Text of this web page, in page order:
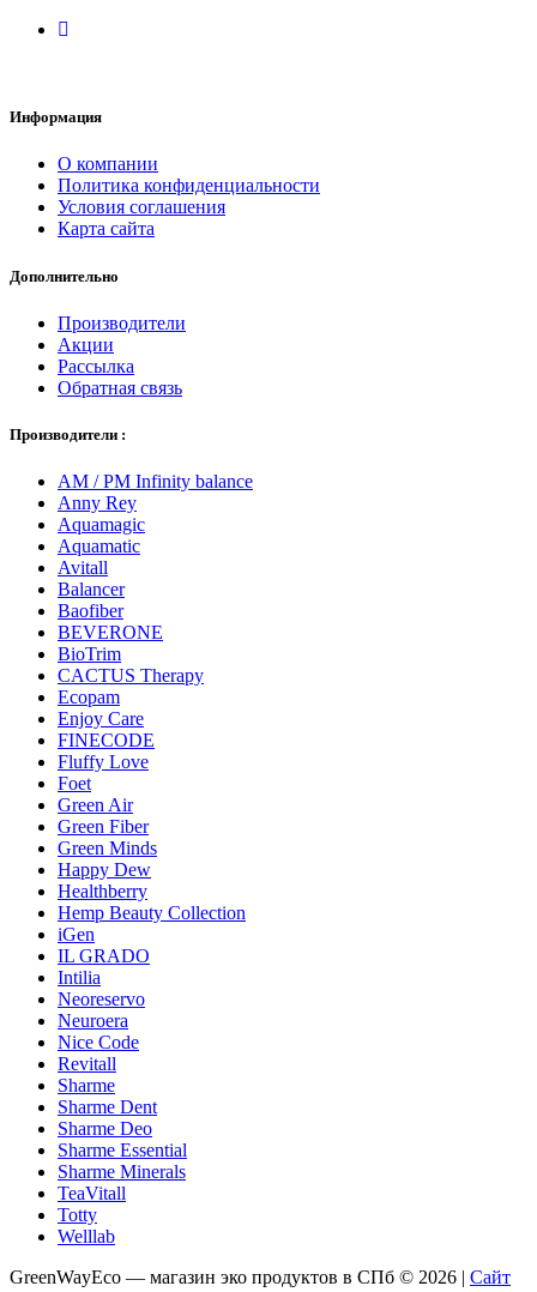
Информация
О компании
Политика конфиденциальности
Условия соглашения
Карта сайта
Дополнительно
Производители
Акции
Рассылка
Обратная связь
Производители :
AM / PM Infinity balance
Anny Rey
Aquamagic
Aquamatic
Avitall
Balancer
Baofiber
BEVERONE
BioTrim
CACTUS Therapy
Ecopam
Enjoy Care
FINECODE
Fluffy Love
Foet
Green Air
Green Fiber
Green Minds
Happy Dew
Healthberry
Hemp Beauty Collection
iGen
IL GRADO
Intilia
Neoreservo
Neuroera
Nice Code
Revitall
Sharme
Sharme Dent
Sharme Deo
Sharme Essential
Sharme Minerals
TeaVitall
Totty
Welllab
GreenWayEco — магазин эко продуктов в СПб © 2026 | Сайт